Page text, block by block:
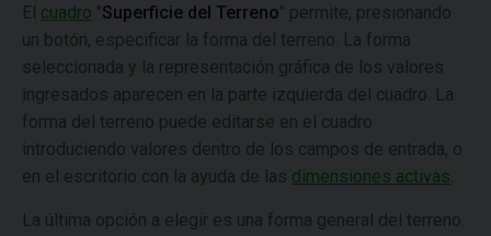
El cuadro "Superficie del Terreno" permite, presionando
un botón, especificar la forma del terreno. La forma
seleccionada y la representación gráfica de los valores
ingresados aparecen en la parte izquierda del cuadro. La
forma del terreno puede editarse en el cuadro
introduciendo valores dentro de los campos de entrada, o
en el escritorio con la ayuda de las dimensiones activas
La última opción a elegir es una forma general del terreno.